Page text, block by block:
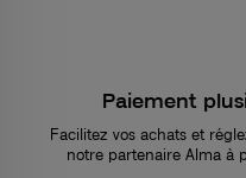
Paiement
Facilitez vos achats et
notre partenaire Alma